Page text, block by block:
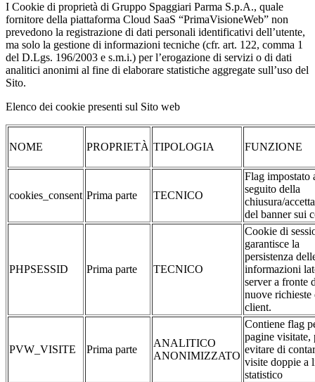
I Cookie di proprietà di Gruppo Spaggiari Parma S.p.A., quale
fornitore della piattaforma Cloud SaaS “PrimaVisioneWeb” non
prevedono la registrazione di dati personali identificativi dell’utente,
ma solo la gestione di informazioni tecniche (cfr. art. 122, comma 1
del D.Lgs. 196/2003 e s.m.i.) per l’erogazione di servizi o di dati
analitici anonimi al fine di elaborare statistiche aggregate sull’uso del
Sito.
Elenco dei cookie presenti sul Sito web
NOME PROPRIETÀ TIPOLOGIA FUNZIONE
cookies_consent Prima parte TECNICO
Flag impostato
seguito della
chiusura/
del banner sui
PHPSESSID Prima parte TECNICO
Cookie di
garantisce la
persistenza
informazioni
server a fronte
nuove richieste
client.
PVW_VISITE Prima parte
ANALITICO
ANONIMIZZATO
Contiene flag
pagine visitate,
evitare di
visite doppie a
statistico